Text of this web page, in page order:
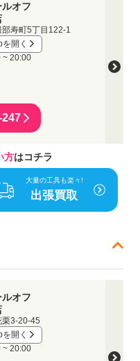
オフ
寿町5丁目122-1
開く
~ 20:00
247
方はコチラ
大量の工具も楽々!
出張買取
オフ
栗3-20-45
開く
~ 20:00